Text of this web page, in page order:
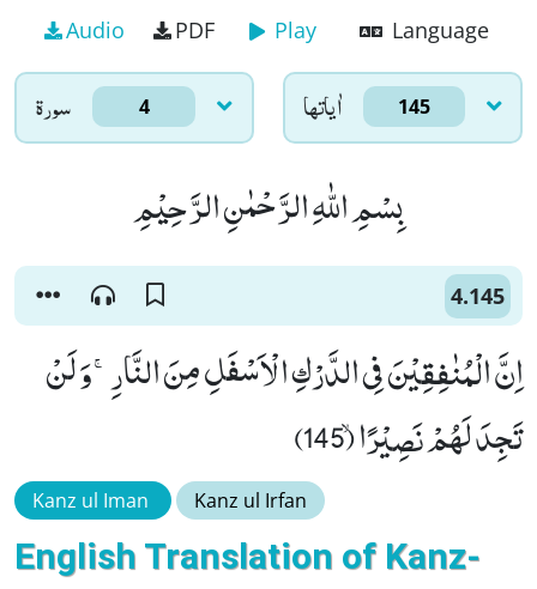
Audio PDF Play Language
سورۃ 4 اٰياتها 145
بِسْمِ اللّٰهِ الرَّحْمٰنِ الرَّحِیْمِ
4.145
اِنَّ الْمُنٰفِقِیْنَ فِی الدَّرْكِ الْاَسْفَلِ مِنَ النَّارِۚ-وَ لَنْ
تَجِدَ لَهُمْ نَصِیْرًاۙ (145)
Kanz ul Iman Kanz ul Irfan
English Translation of Kanz-